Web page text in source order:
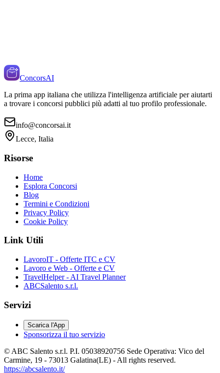
ConcorsAI
La prima app italiana che utilizza l'intelligenza artificiale per aiutarti
a trovare i concorsi pubblici più adatti al tuo profilo professionale.
info@concorsai.it
Lecce, Italia
Risorse
Home
Esplora Concorsi
Blog
Termini e Condizioni
Privacy Policy
Cookie Policy
Link Utili
LavoroIT - Offerte ITC e CV
Lavoro e Web - Offerte e CV
TravelHelper - AI Travel Planner
ABCSalento s.r.l.
Servizi
Scarica l'App
Sponsorizza il tuo servizio
© ABC Salento s.r.l. P.I. 05038920756 Sede Operativa: Vico del
Carmine, 19 - 73013 Galatina(LE) - All rights reserved.
https://abcsalento.it/